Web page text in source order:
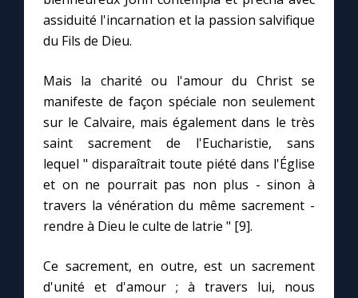
assiduité l'incarnation et la passion salvifique
du Fils de Dieu.
Mais la charité ou l'amour du Christ se
manifeste de façon spéciale non seulement
sur le Calvaire, mais également dans le très
saint sacrement de l'Eucharistie, sans
lequel " disparaîtrait toute piété dans l'Église
et on ne pourrait pas non plus - sinon à
travers la vénération du même sacrement -
rendre à Dieu le culte de latrie " [9].
Ce sacrement, en outre, est un sacrement
d'unité et d'amour ; à travers lui, nous